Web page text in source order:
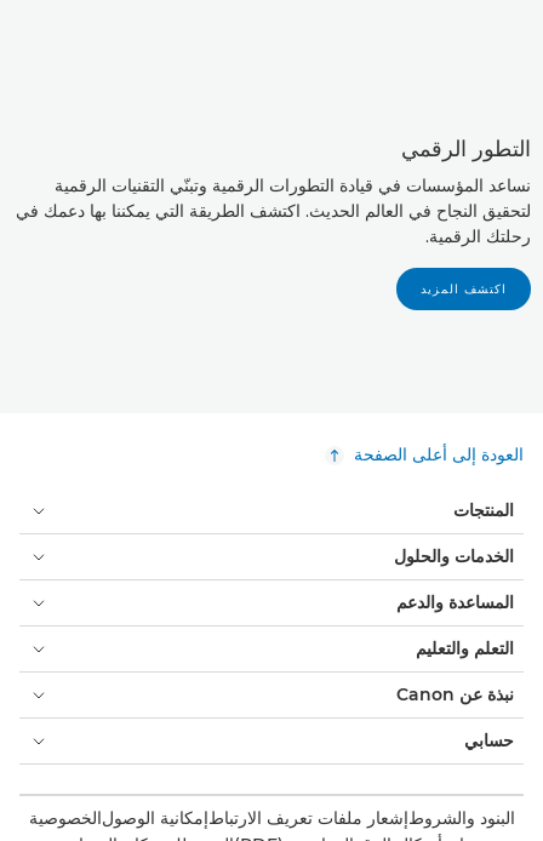
التطور الرقمي
نساعد المؤسسات في قيادة التطورات الرقمية وتبنّي التقنيات الرقمية
لتحقيق النجاح في العالم الحديث. اكتشف الطريقة التي يمكننا بها دعمك في
رحلتك الرقمية.
اكتشف المزيد
العودة إلى أعلى الصفحة
المنتجات
الخدمات والحلول
المساعدة والدعم
التعلم والتعليم
نبذة عن Canon
حسابي
البنود والشروطإشعار ملفات تعريف الارتباطإمكانية الوصولالخصوصية